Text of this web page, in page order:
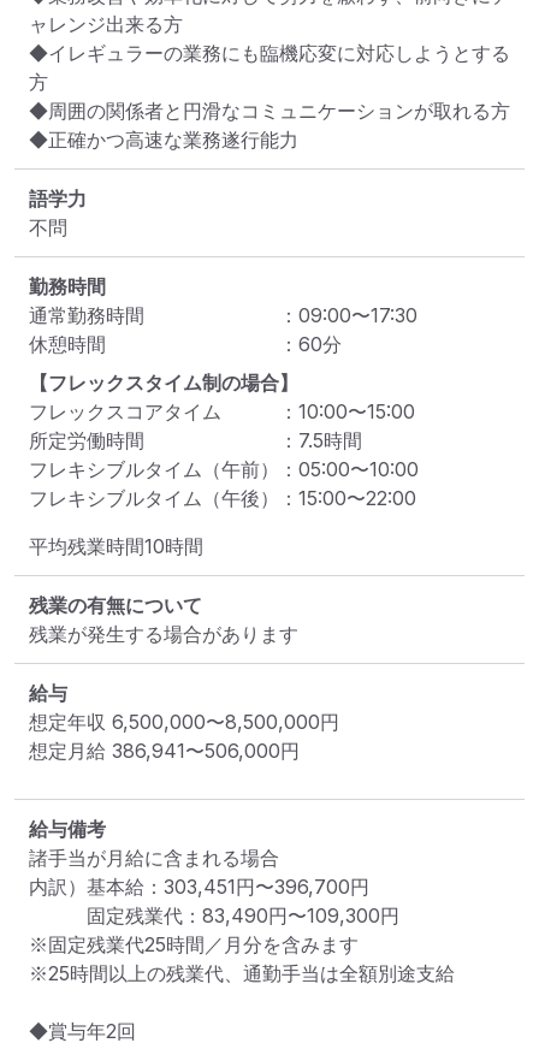
ャレンジ出来る方
◆イレギュラーの業務にも臨機応変に対応しようとする
方
◆周囲の関係者と円滑なコミュニケーションが取れる方
◆正確かつ高速な業務遂行能力
語学力
不問
勤務時間
通常勤務時間
： 09:00〜17:30
休憩時間
： 60分
【フレックスタイム制の場合】
フレックスコアタイム
： 10:00〜15:00
所定労働時間
： 7.5時間
フレキシブルタイム（午前）
： 05:00〜10:00
フレキシブルタイム（午後）
： 15:00〜22:00
平均残業時間10時間
残業の有無について
残業が発生する場合があります
給与
想定年収 6,500,000〜8,500,000円
想定月給 386,941〜506,000円
給与備考
諸手当が月給に含まれる場合
内訳）基本給：303,451円〜396,700円
固定残業代：83,490円〜109,300円
※固定残業代25時間／月分を含みます
※25時間以上の残業代、通勤手当は全額別途支給
◆賞与年2回